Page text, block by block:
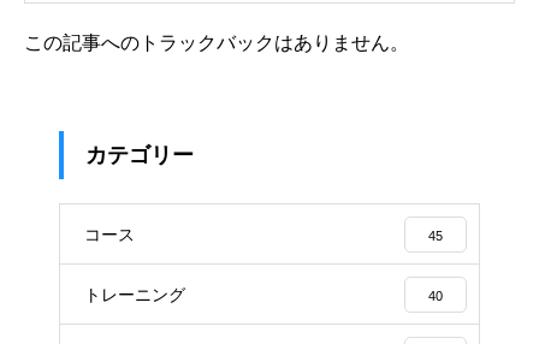
この記事へのトラックバックはありません。
カテゴリー
コース 45
トレーニング 40